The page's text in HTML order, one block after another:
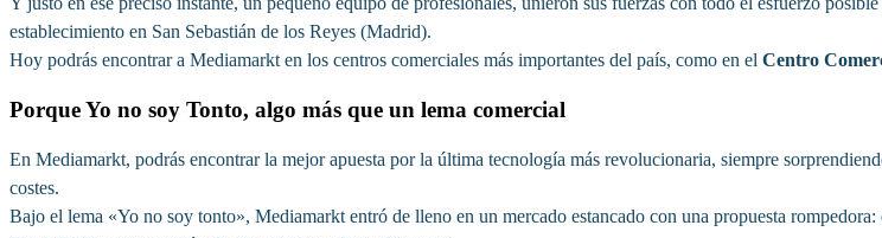
establecimiento en San Sebastián de los Reyes (Madrid).
Hoy podrás encontrar a Mediamarkt en los centros comerciales más importantes del país, como en el Centro
Porque Yo no soy Tonto, algo más que un lema comercial
En Mediamarkt, podrás encontrar la mejor apuesta por la última tecnología más revolucionaria, siempre
costes.
Bajo el lema «Yo no soy tonto», Mediamarkt entró de lleno en un mercado estancado con una propuesta